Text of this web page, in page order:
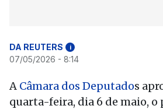
DA REUTERS i
07/05/2026 - 8:14
A Câmara dos Deputados
quarta-feira, dia 6 de maio, o